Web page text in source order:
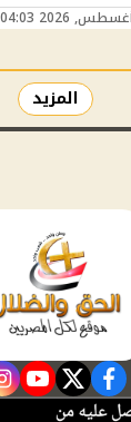
المزيد
facebook
twitter